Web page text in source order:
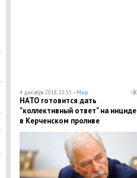
4 декабря 2018, 22:55 —Мир
НАТО готовится дать
"коллективный ответ" на
в Керченском проливе